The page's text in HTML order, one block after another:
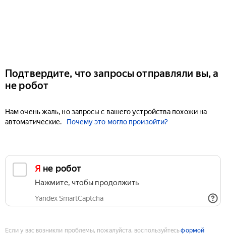
Подтвердите, что запросы отправляли вы, а
не робот
Нам очень жаль, но запросы с вашего устройства похожи на
автоматические.
Почему это могло произойти?
Я не робот
Нажмите, чтобы продолжить
Yandex SmartCaptcha
Если у вас возникли проблемы, пожалуйста, воспользуйтесьформой